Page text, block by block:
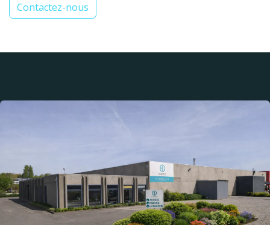
Contactez-nous